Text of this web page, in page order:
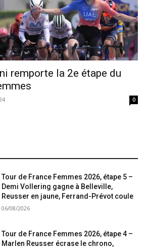
remporte la 2e étape du
0
Tour de France Femmes 2026, étape 5 –
Demi Vollering gagne à Belleville,
Reusser en jaune, Ferrand-Prévot coule
06/08/2026
Tour de France Femmes 2026, étape 4 –
Marlen Reusser écrase le chrono,